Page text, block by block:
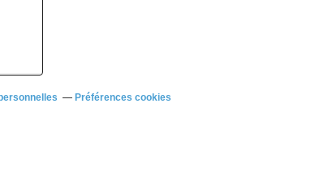
Préférences cookies